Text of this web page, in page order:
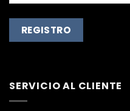
SERVICIO AL CLIENTE